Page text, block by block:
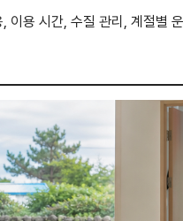
용 시간, 수질 관리, 계절별